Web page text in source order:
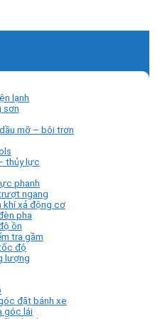
lạnh
sơn
mỡ – bôi trơn
thủy lực
phanh
ngang
khí xả động cơ
pha
ồn
tra gầm
độ
lượng
đặt bánh xe
góc lái